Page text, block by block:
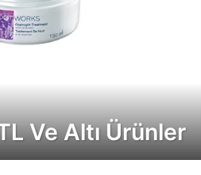
Ve Altı Ürünler